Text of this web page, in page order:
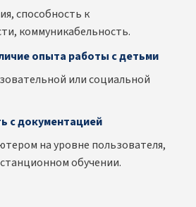
способность к
коммуникабельность.
опыта работы с детьми
или социальной
с документацией
на уровне пользователя,
обучении.